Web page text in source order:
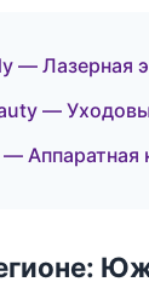
— Лазерная
—
Аппаратная